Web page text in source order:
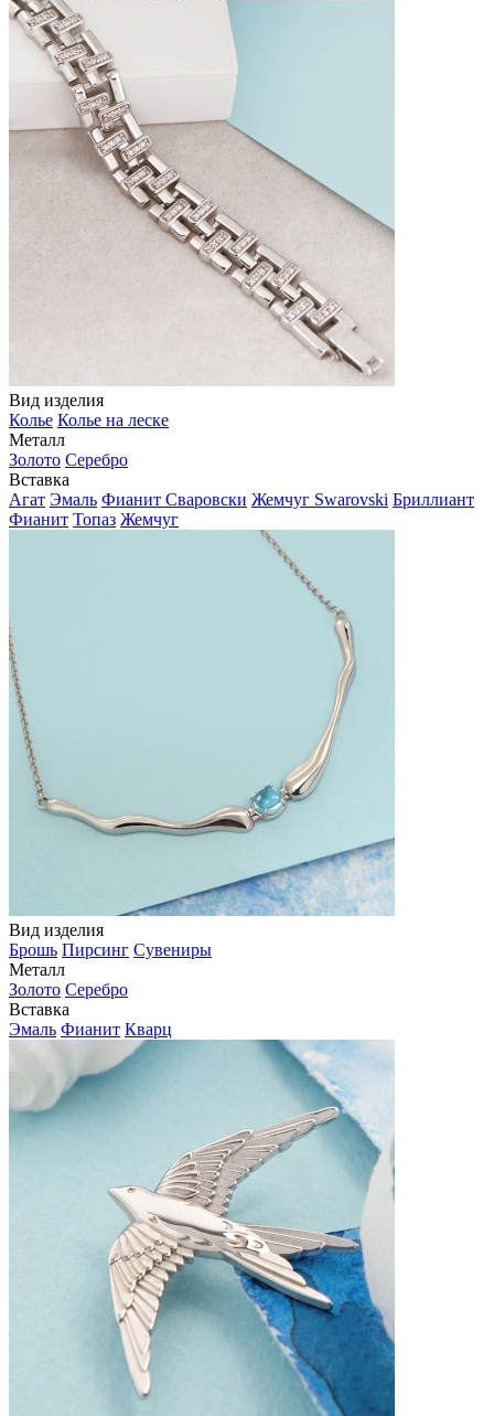
Вид изделия
Колье Колье на леске
Металл
Золото Серебро
Вставка
Агат Эмаль Фианит Сваровски Жемчуг Swarovski Бриллиант
Фианит Топаз Жемчуг
Вид изделия
Брошь Пирсинг Сувениры
Металл
Золото Серебро
Вставка
Эмаль Фианит Кварц